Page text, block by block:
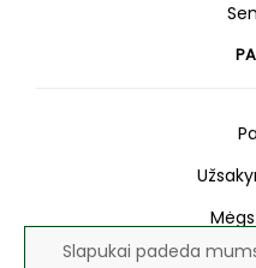
Slapukai padeda